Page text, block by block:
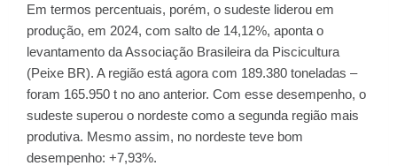
Em termos percentuais, porém, o sudeste liderou em
produção, em 2024, com salto de 14,12%, aponta o
levantamento da Associação Brasileira da Piscicultura
(Peixe BR). A região está agora com 189.380 toneladas –
foram 165.950 t no ano anterior. Com esse desempenho, o
sudeste superou o nordeste como a segunda região mais
produtiva. Mesmo assim, no nordeste teve bom
desempenho: +7,93%.